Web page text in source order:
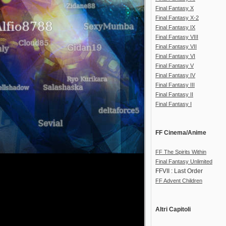
Final Fantasy X
Final Fantasy X-2
Final Fantasy IX
Final Fantasy VIII
Final Fantasy VII
Final Fantasy VI
Final Fantasy V
Final Fantasy IV
Final Fantasy III
Final Fantasy II
Final Fantasy I
FF Cinema/Anime
FF The Spirits Within
Final Fantasy Unlimited
FFVII : Last Order
FF Advent Children
Altri Capitoli